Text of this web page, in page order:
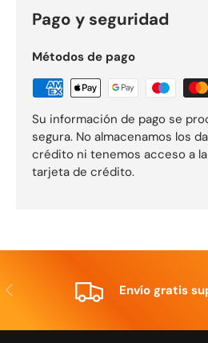
Pago y seguridad
Métodos de pago
Su información de pago se
segura. No almacenamos los
crédito ni tenemos acceso a
tarjeta de crédito.
Anterior Envío gratis